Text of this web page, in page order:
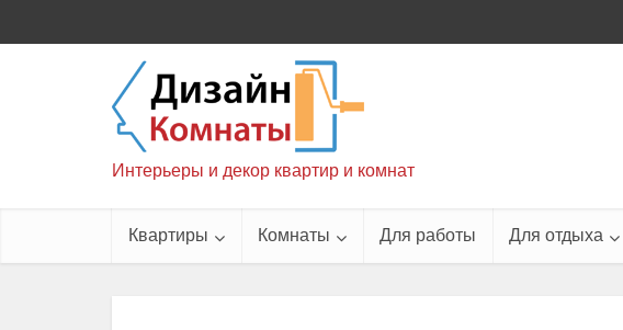
Интерьеры и декор квартир и комнат
Квартиры Комнаты Для работы Для отдыха